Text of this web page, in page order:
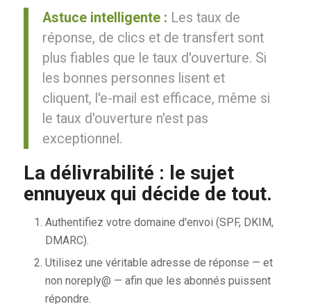
Astuce intelligente : Les taux de
réponse, de clics et de transfert sont
plus fiables que le taux d'ouverture. Si
les bonnes personnes lisent et
cliquent, l'e-mail est efficace, même si
le taux d'ouverture n'est pas
exceptionnel.
La délivrabilité : le sujet
ennuyeux qui décide de tout.
Authentifiez votre domaine d'envoi (SPF, DKIM,
DMARC).
Utilisez une véritable adresse de réponse — et
non noreply@ — afin que les abonnés puissent
répondre.